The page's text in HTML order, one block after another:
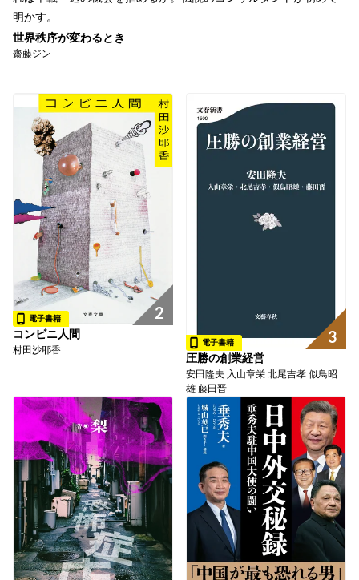
明かす。
世界秩序が変わるとき
齋藤ジン
2
電子書籍
コンビニ人間
村田沙耶香
3
電子書籍
圧勝の創業経営
安田隆夫 入山章栄 北尾吉孝 似鳥昭
雄 藤田晋